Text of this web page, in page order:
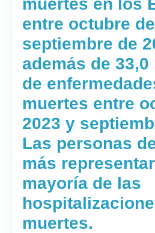
entre octubre
septiembre de
además de
de
muertes entre
2023 y
Las personas
más
mayoría de las
muertes.